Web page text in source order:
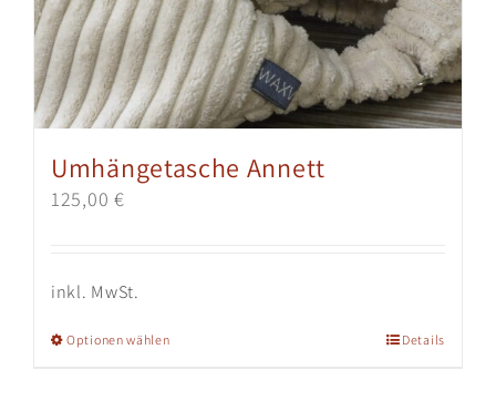
Umhängetasche Annett
125,00 €
inkl. MwSt.
Optionen wählenDieses
Details